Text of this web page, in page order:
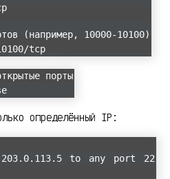
(например, 10000-10100)
tcp
порты
определённый IP:
to any port 22